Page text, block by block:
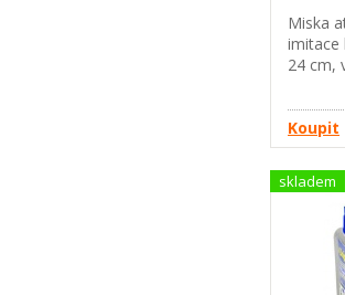
Miska
imitace
24 cm,
Koupit
skladem